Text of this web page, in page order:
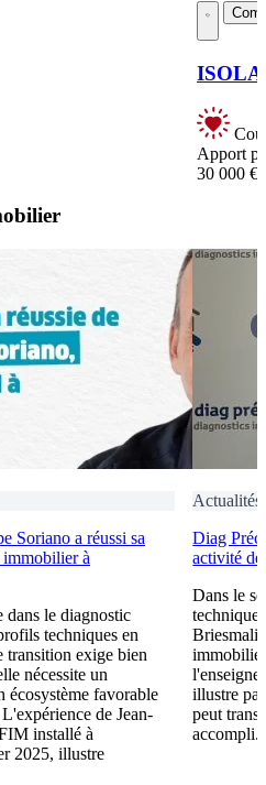
Apport
30 000 €
Soriano a réussi sa
immobilier à
dans le diagnostic
techniques en
transition exige bien
nécessite un
écosystème favorable
de Jean-
installé à
2025, illustre
Actualités
Diag
activité
Dans le
technique
illustre
peut
accompli.